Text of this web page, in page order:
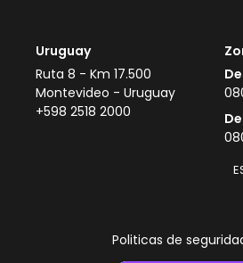
Uruguay
Ruta 8 - Km 17.500
Montevideo - Uruguay
+598 2518 2000
Politicas de